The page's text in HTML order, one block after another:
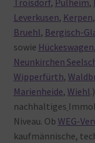
Leverkusen, Kerpen,
Bruehl, Bergisch-
sowie Hückeswagen,
Neunkirchen
Wipperfürth,
Marienheide, Wiehl
nachhaltiges
Niveau. Ob WEG-
kaufmännische,